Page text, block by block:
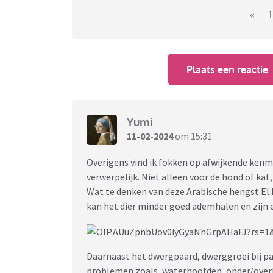
U mag vanaf 1 juli 2024 alleen dieren
Niet alle dieren zijn geschikt als huisdier.
Andere dieren hebben bijzondere of
aan een huis- en hobbydierenlijst. Vroeger
...........
Het kabinet werkt daarnaast aan een verbod
op sociale media. Dat verbod zal ook gelden
een groter risico lopen op
vraag naar ongezonde dieren te verminderen.
verder uitgewerkt. Daarna moeten de
Voor vogels, amfibieën en reptielen komen
« 1
Plaats een reactie
Yumi
11-02-2024om 15:31
Overigens vind ik fokken op afwijkende
verwerpelijk. Niet alleen voor de hond of
Wat te denken van deze Arabische hengst
kan het dier minder goed ademhalen en
Daarnaast het dwergpaard, dwerggroei bij
problemen zoals, waterhoofden, onder/